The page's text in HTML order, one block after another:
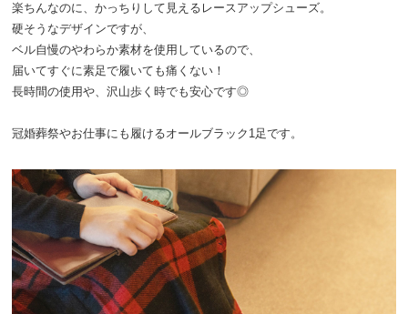
楽ちんなのに、かっちりして見えるレースアップシューズ。
硬そうなデザインですが、
ベル自慢のやわらか素材を使用しているので、
届いてすぐに素足で履いても痛くない！
長時間の使用や、沢山歩く時でも安心です◎
冠婚葬祭やお仕事にも履けるオールブラック1足です。